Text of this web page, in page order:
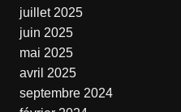
juillet 2025
juin 2025
mai 2025
avril 2025
septembre 2024